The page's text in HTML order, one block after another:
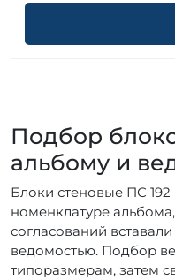
Подбор
альбому и
Блоки стеновые ПС
номенклатуре
согласований
ведомостью. Подбор
типоразмерам, затем